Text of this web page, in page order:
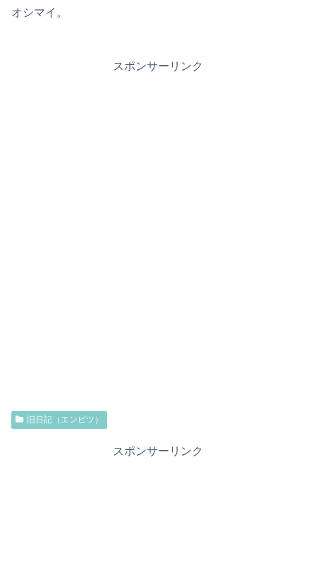
オシマイ。
スポンサーリンク
旧日記（エンピツ）
スポンサーリンク